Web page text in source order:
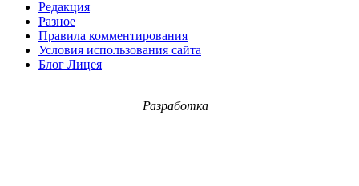
Редакция
Разное
Правила комментирования
Условия использования сайта
Блог Лицея
Разработка